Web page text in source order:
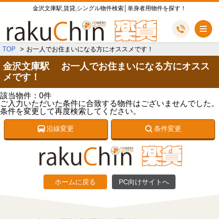
金沢文庫駅,賃貸,シングル物件検索│単身者用物件を探す！
TOP お一人でお住まいになる方にオススメです！
金沢文庫駅 お一人でお住まいになる方にオスス
メです！
該当物件：0件
ご入力いただいた条件に合致する物件はございませんでした。
条件を変更して再度検索してください。
沿線変更 条件変更
ホームに戻る PC向けサイトへ